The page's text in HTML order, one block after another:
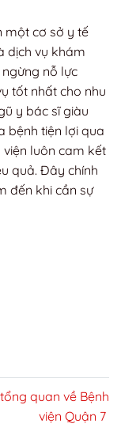
một cơ sở y tế
dịch vụ khám
nỗ lực
tốt nhất cho nhu
y bác sĩ giàu
bệnh tiện lợi qua
luôn cam kết
quả. Đây chính
đến khi cần sự
quan về Bệnh
viện Quận 7